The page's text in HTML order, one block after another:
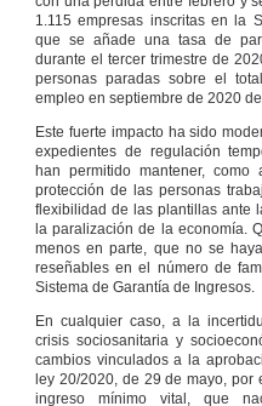
Lanbide-Servicio
Vasco de Empleo.
Artículo 93
Funciones de la
inspección de
Lanbide-Servicio
Vasco de Empleo.
Artículo 94
Facultades de la
inspección de
Lanbide-Servicio
Vasco de Empleo.
Artículo 95
Auxilio a
la labor inspectora.
anual de asistencia,
inspección y
control.
CAPÍTULOII
1.115 empresas inscritas en la
que se añade una tasa de
durante el tercer trimestre de
personas paradas sobre el
empleo en septiembre de 2020
Este fuerte impacto ha sido
expedientes de regulación
han permitido mantener, como
protección de las personas
flexibilidad de las plantillas ante
la paralización de la economía.
menos en parte, que no se
reseñables en el número de
Sistema de Garantía de Ingresos.
En cualquier caso, a la
crisis sociosanitaria y
cambios vinculados a la
ley 20/2020, de 29 de mayo, por
ingreso mínimo vital, que